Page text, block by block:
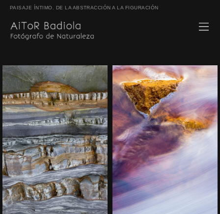
PAISAJE ÍNTIMO. DE LA ABSTRACCIÓN A LA FIGURACIÓN